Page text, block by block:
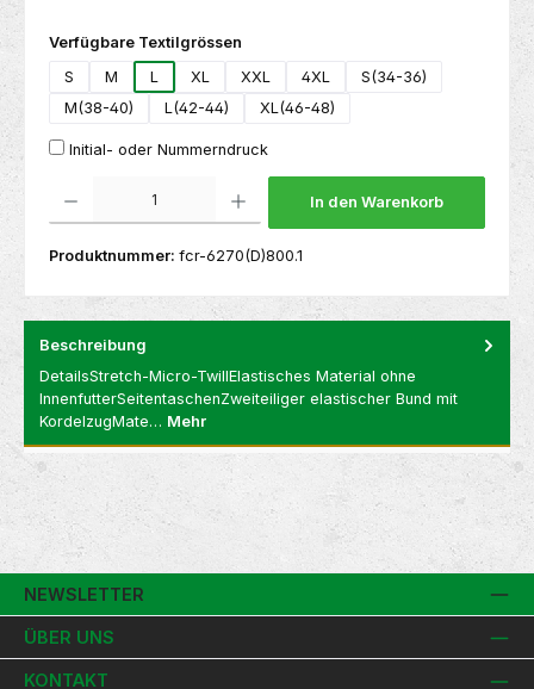
Verfügbare Textilgrössen
S
M L XL XXL 4XL
S(34-36)
M(38-40)
L(42-44) XL(46-48)
Initial- oder Nummerndruck
Produkt Anzahl: Gib den gewünschten Wert ein oder benutze die Schaltflächen um
In den Warenkorb
Produktnummer: fcr-6270(D)800.1
Beschreibung
DetailsStretch-Micro-TwillElastisches Material ohne
InnenfutterSeitentaschenZweiteiliger elastischer Bund mit
KordelzugMate… Mehr
NEWSLETTER
ÜBER UNS
KONTAKT